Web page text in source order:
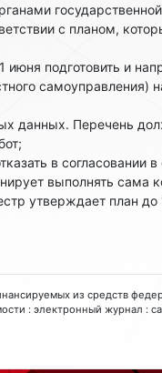
с планом,
подготовить и
самоуправления)
данных. Перечень
в согласовании в
выполнять сама
утверждает план
из средств
: электронный журнал :